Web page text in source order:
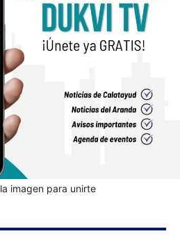
imagen para unirte